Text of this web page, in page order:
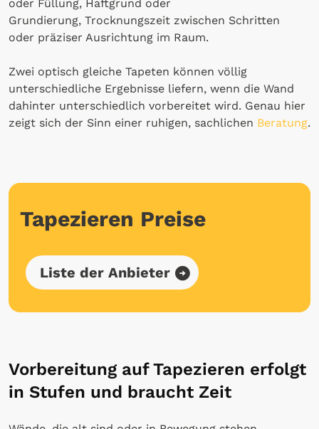
oder Füllung, Haftgrund oder
Grundierung, Trocknungszeit zwischen Schritten
oder präziser Ausrichtung im Raum.
Zwei optisch gleiche Tapeten können völlig
unterschiedliche Ergebnisse liefern, wenn die Wand
dahinter unterschiedlich vorbereitet wird. Genau hier
zeigt sich der Sinn einer ruhigen, sachlichen Beratung.
Tapezieren Preise
Liste der Anbieter
Vorbereitung auf Tapezieren erfolgt
in Stufen und braucht Zeit